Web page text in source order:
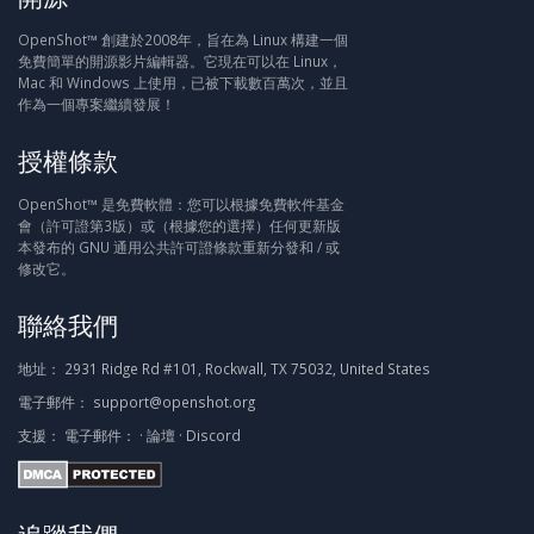
OpenShot™ 創建於2008年，旨在為 Linux 構建一個
免費簡單的開源影片編輯器。它現在可以在 Linux，
Mac 和 Windows 上使用，已被下載數百萬次，並且
作為一個專案繼續發展！
授權條款
OpenShot™ 是免費軟體：您可以根據免費軟件基金
會（許可證第3版）或（根據您的選擇）任何更新版
本發布的 GNU 通用公共許可證條款重新分發和 / 或
修改它。
聯絡我們
地址： 2931 Ridge Rd #101, Rockwall, TX 75032, United States
電子郵件： support@openshot.org
支援： 電子郵件： · 論壇 · Discord